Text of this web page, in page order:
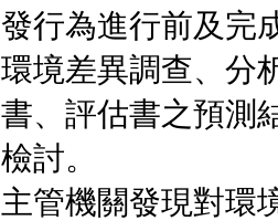
發行為進行前及完
環境差異調查、分
書、評估書之預測
檢討。
主管機關發現對環